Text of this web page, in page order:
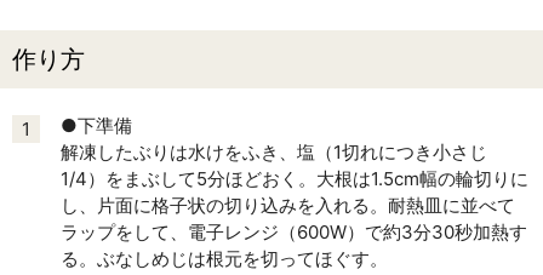
作り方
1
●下準備
解凍したぶりは水けをふき、塩（1切れにつき小さじ
1/4）をまぶして5分ほどおく。大根は1.5cm幅の輪切りに
し、片面に格子状の切り込みを入れる。耐熱皿に並べて
ラップをして、電子レンジ（600W）で約3分30秒加熱す
る。ぶなしめじは根元を切ってほぐす。